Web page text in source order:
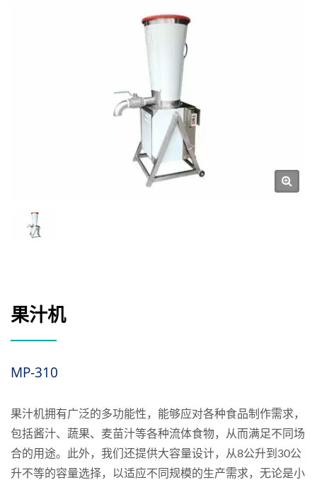
果汁机
MP-310
果汁机拥有广泛的多功能性，能够应对各种食品制作需求，
包括酱汁、蔬果、麦苗汁等各种流体食物，从而满足不同场
合的用途。此外，我们还提供大容量设计，从8公升到30公
升不等的容量选择，以适应不同规模的生产需求，无论是小